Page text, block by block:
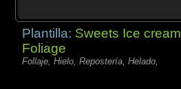
Plantilla: Sweets Ice cream
Foliage
Follaje, Hielo, Repostería, Helado,